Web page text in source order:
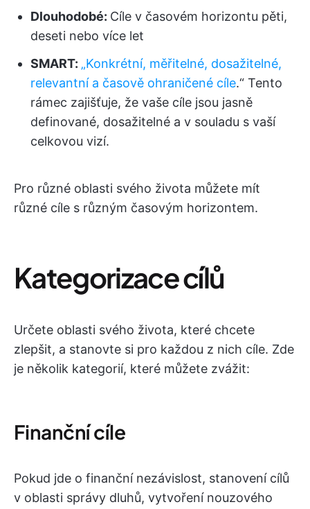
Dlouhodobé: Cíle v časovém horizontu pěti,
deseti nebo více let
SMART: „Konkrétní, měřitelné, dosažitelné,
relevantní a časově ohraničené cíle.“ Tento
rámec zajišťuje, že vaše cíle jsou jasně
definované, dosažitelné a v souladu s vaší
celkovou vizí.
Pro různé oblasti svého života můžete mít
různé cíle s různým časovým horizontem.
Kategorizace cílů
Určete oblasti svého života, které chcete
zlepšit, a stanovte si pro každou z nich cíle. Zde
je několik kategorií, které můžete zvážit:
Finanční cíle
Pokud jde o finanční nezávislost, stanovení cílů
v oblasti správy dluhů, vytvoření nouzového